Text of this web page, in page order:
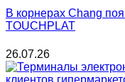
В корнерах Chang
TOUCHPLAT
26.07.26